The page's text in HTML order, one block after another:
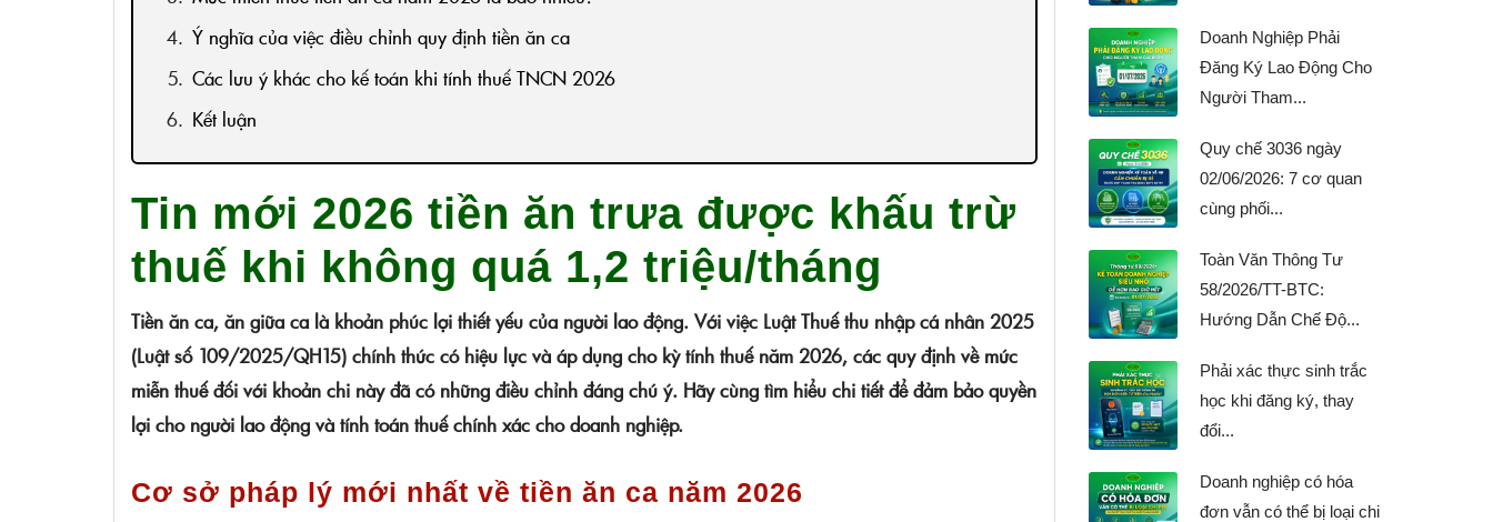
Ý nghĩa của việc điều chỉnh quy định tiền ăn ca
Các lưu ý khác cho kế toán khi tính thuế TNCN 2026
Kết luận
Tin mới 2026 tiền ăn trưa được khấu trừ
thuế khi không quá 1,2 triệu/tháng
Tiền ăn ca, ăn giữa ca là khoản phúc lợi thiết yếu của người lao động. Với việc Luật Thuế thu nhập cá nhân 2025
(Luật số 109/2025/QH15) chính thức có hiệu lực và áp dụng cho kỳ tính thuế năm 2026, các quy định về mức
miễn thuế đối với khoản chi này đã có những điều chỉnh đáng chú ý. Hãy cùng tìm hiểu chi tiết để đảm bảo quyền
lợi cho người lao động và tính toán thuế chính xác cho doanh nghiệp.
Cơ sở pháp lý mới nhất về tiền ăn ca năm 2026
Doanh Nghiệp Phải
Đăng Ký Lao Động Cho
Người Tham...
Quy chế 3036 ngày
02/06/2026: 7 cơ quan
cùng phối...
Toàn Văn Thông Tư
58/2026/TT-BTC:
Hướng Dẫn Chế Độ...
Phải xác thực sinh trắc
học khi đăng ký, thay
đổi...
Doanh nghiệp có hóa
đơn vẫn có thể bị loại chi